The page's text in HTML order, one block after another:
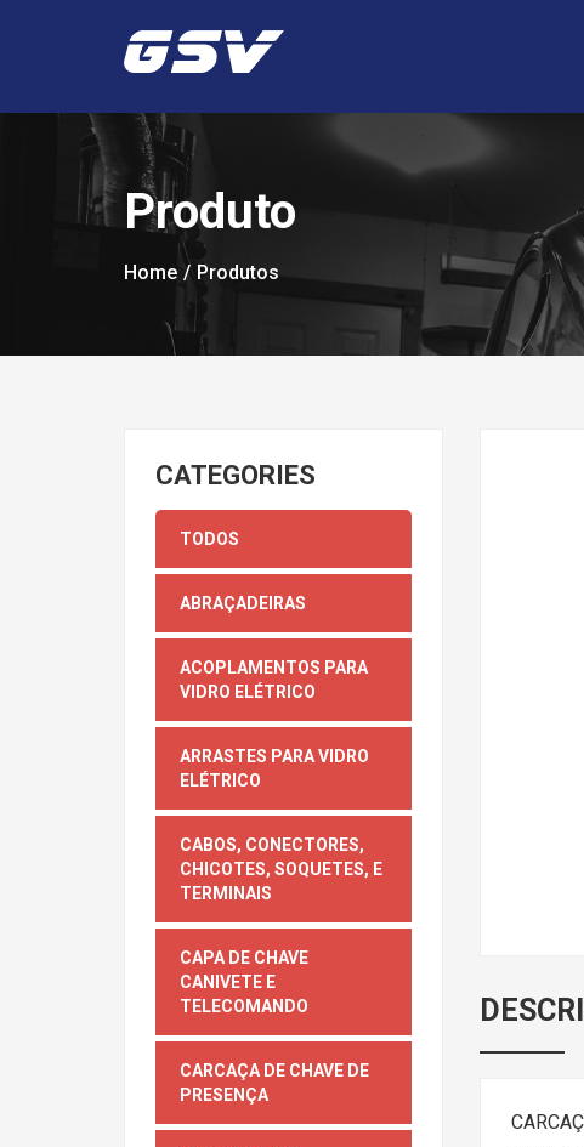
Produto
Home Produtos
CATEGORIES
TODOS
ABRAÇADEIRAS
ACOPLAMENTOS PARA
VIDRO ELÉTRICO
ARRASTES PARA VIDRO
ELÉTRICO
CABOS, CONECTORES,
CHICOTES, SOQUETES, E
TERMINAIS
CAPA DE CHAVE
CANIVETE E
TELECOMANDO
CARCAÇA DE CHAVE DE
PRESENÇA